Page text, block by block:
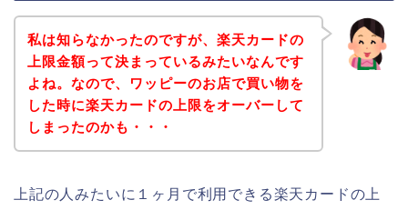
私は知らなかったのですが、楽天カードの
上限金額って決まっているみたいなんです
よね。なので、ワッピーのお店で買い物を
した時に楽天カードの上限をオーバーして
しまったのかも・・・
上記の人みたいに１ヶ月で利用できる楽天カードの上